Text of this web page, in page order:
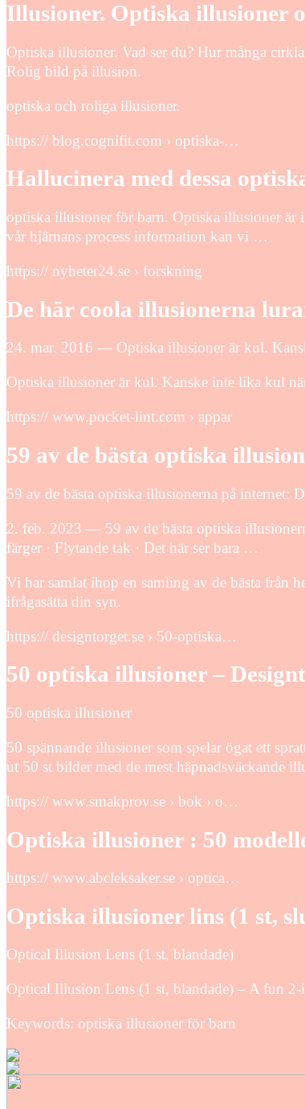
Illusioner. Optiska illusioner
Optiska illusioner. Vad ser du? Hur många
Rolig bild på illusion.
optiska och roliga illusioner.
https:// blog.cognifit.com › optiska-…
Hallucinera med dessa
optiska illusioner för barn. Optiska illusioner är
vår hjärnans process information kan vi …
https:// nyheter24.se › forskning
De här coola illusionerna
24. mar. 2016 — Optiska illusioner är kul.
Optiska illusioner är kul. Kanske inte lika kul
https:// www.pocket-lint.com › appar
59 av de bästa optiska
59 av de bästa optiska illusionerna på internet:
2. feb. 2023 — 59 av de bästa optiska
färger · Flytande tak · Det här ser bara …
Vi har samlat ihop en samling av de bästa från
ifrågasätta din syn.
https:// designtorget.se › 50-optiska…
50 optiska illusioner –
50 optiska illusioner
50 spännande illusioner som spelar ögat ett
ut 50 st bilder med de mest häpnadsväckande
https:// www.smakprov.se › bok › o…
Optiska illusioner : 50
https:// www.abcleksaker.se › optica…
Optiska illusioner lins (1 st,
Optical Illusion Lens (1 st, blandade)
Optical Illusion Lens (1 st, blandade) – A fun
Keywords: optiska illusioner för barn